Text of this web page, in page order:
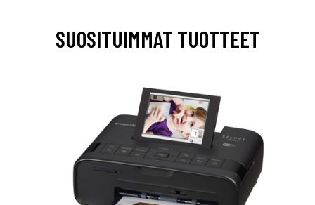
SUOSITUIMMAT TUOTTEET